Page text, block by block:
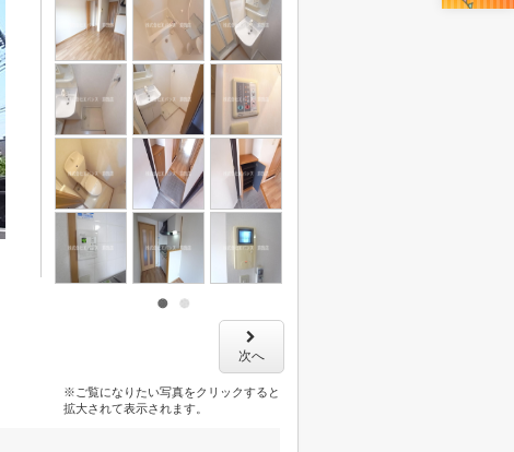
次へ
※ご覧になりたい写真をクリックすると
拡大されて表示されます。